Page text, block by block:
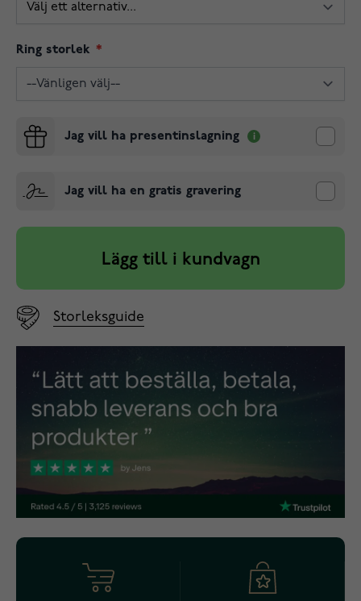
Ring storlek
Jag vill ha presentinslagning
Jag vill ha en gratis gravering
Lägg till i kundvagn
Storleksguide